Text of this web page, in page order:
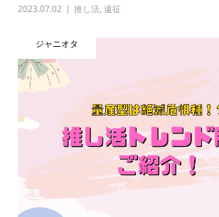
2023.07.02 推し活, 遠征
ジャニオタ